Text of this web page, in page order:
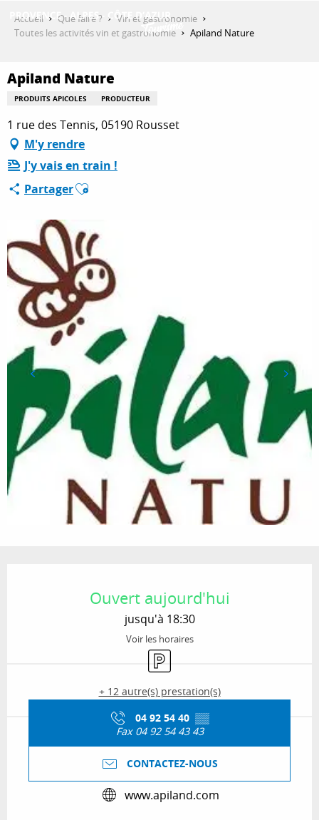
QUE FAIRE ?
SÉJOURNER
ESPACE PRO
Accueil Que faire ?
Vin et gastronomie
Toutes les activités vin et gastronomie
Apiland Nature
Apiland Nature
PRODUITS APICOLES PRODUCTEUR
1 rue des Tennis, 05190 Rousset
M'y rendre
J'y vais en train !
PartagerAjouter aux favoris
Ouvert aujourd'hui
jusqu'à 18:30
Voir les horaires
Parking
+ 12 autre(s) prestation(s)
04 92 54 40 ▒▒
Fax 04 92 54 43 43
CONTACTEZ-NOUS
www.apiland.com